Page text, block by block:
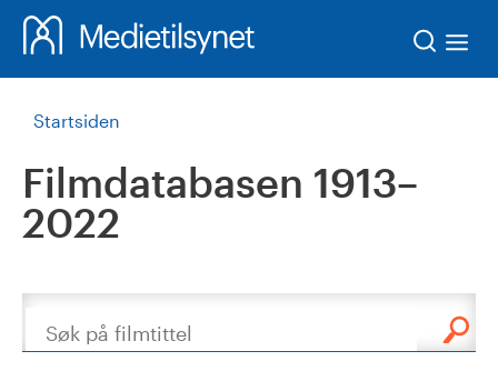
Startsiden
Filmdatabasen 1913–
2022
Søk